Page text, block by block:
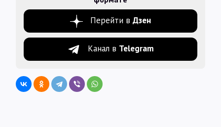
Перейти в Дзен
Канал в Telegram